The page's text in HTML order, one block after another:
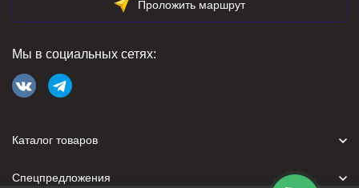
Проложить маршрут
Мы в социальных сетях:
Каталог товаров
Спецпредложения